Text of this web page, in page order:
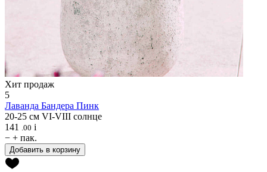
Хит продаж
5
Лаванда Бандера Пинк
20-25 см VI-VIII солнце
141
.00 i
− + пак.
Добавить в корзину